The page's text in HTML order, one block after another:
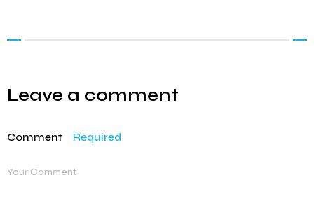
Leave a comment
Comment Required